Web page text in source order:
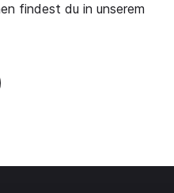
findest du in unserem